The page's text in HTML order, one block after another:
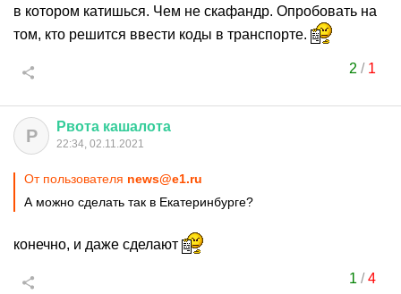
в котором катишься. Чем не скафандр. Опробовать на
том, кто решится ввести коды в транспорте.
2 / 1
Р Рвота кашалота
22:34, 02.11.2021
От пользователя news@e1.ru
А можно сделать так в Екатеринбурге?
конечно, и даже сделают
1 /4